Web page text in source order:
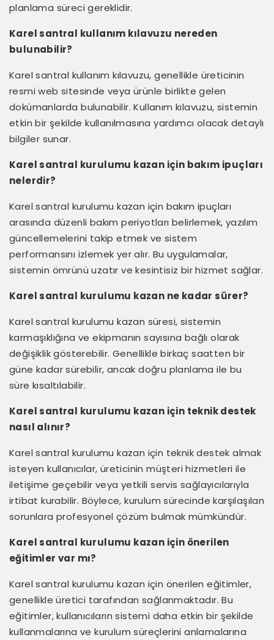
planlama süreci gereklidir.
Karel santral kullanım kılavuzu nereden
bulunabilir?
Karel santral kullanım kılavuzu, genellikle üreticinin
resmi web sitesinde veya ürünle birlikte gelen
dokümanlarda bulunabilir. Kullanım kılavuzu, sistemin
etkin bir şekilde kullanılmasına yardımcı olacak detaylı
bilgiler sunar.
Karel santral kurulumu kazan için bakım ipuçları
nelerdir?
Karel santral kurulumu kazan için bakım ipuçları
arasında düzenli bakım periyotları belirlemek, yazılım
güncellemelerini takip etmek ve sistem
performansını izlemek yer alır. Bu uygulamalar,
sistemin ömrünü uzatır ve kesintisiz bir hizmet sağlar.
Karel santral kurulumu kazan ne kadar sürer?
Karel santral kurulumu kazan süresi, sistemin
karmaşıklığına ve ekipmanın sayısına bağlı olarak
değişiklik gösterebilir. Genellikle birkaç saatten bir
güne kadar sürebilir, ancak doğru planlama ile bu
süre kısaltılabilir.
Karel santral kurulumu kazan için teknik destek
nasıl alınır?
Karel santral kurulumu kazan için teknik destek almak
isteyen kullanıcılar, üreticinin müşteri hizmetleri ile
iletişime geçebilir veya yetkili servis sağlayıcılarıyla
irtibat kurabilir. Böylece, kurulum sürecinde karşılaşılan
sorunlara profesyonel çözüm bulmak mümkündür.
Karel santral kurulumu kazan için önerilen
eğitimler var mı?
Karel santral kurulumu kazan için önerilen eğitimler,
genellikle üretici tarafından sağlanmaktadır. Bu
eğitimler, kullanıcıların sistemi daha etkin bir şekilde
kullanmalarına ve kurulum süreçlerini anlamalarına